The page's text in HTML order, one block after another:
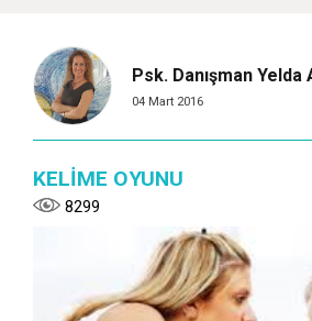
Psk. Danışman Yelda
04 Mart 2016
KELİME OYUNU
8299